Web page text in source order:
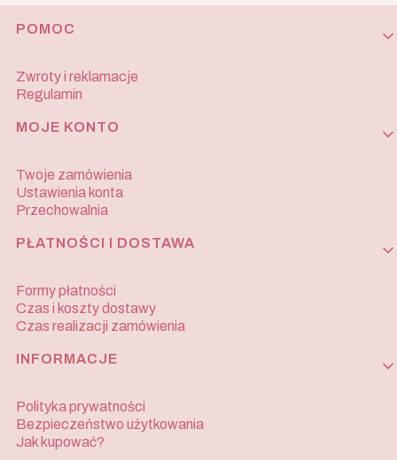
Linki w stopce
POMOC
Zwroty i reklamacje
Regulamin
MOJE KONTO
Twoje zamówienia
Ustawienia konta
Przechowalnia
PŁATNOŚCI I DOSTAWA
Formy płatności
Czas i koszty dostawy
Czas realizacji zamówienia
INFORMACJE
Polityka prywatności
Bezpieczeństwo użytkowania
Jak kupować?